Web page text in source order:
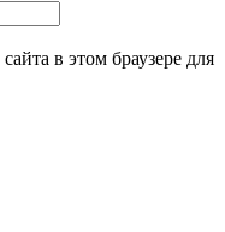
в этом браузере для